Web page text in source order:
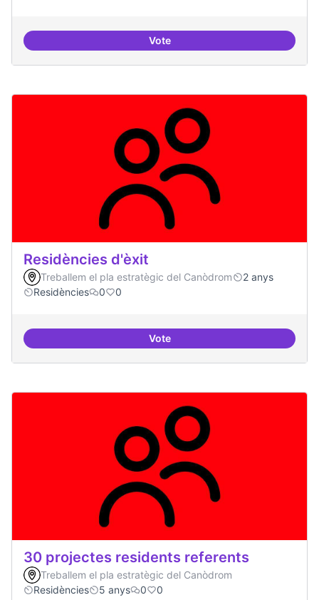
VoteCampanya de comunicació
Residències d'èxit
Treballem el pla estratègic del Canòdrom
2 anys
Residències
0 0
VoteResidències d'èxit
30 projectes residents referents
Treballem el pla estratègic del Canòdrom
Residències
5 anys 0 0